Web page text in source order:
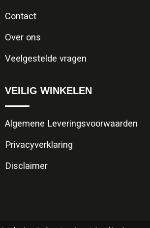
Contact
Over ons
Veelgestelde vragen
VEILIG WINKELEN
Algemene Leveringsvoorwaarden
Privacyverklaring
Disclaimer